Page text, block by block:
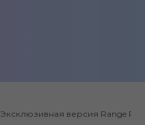
Эксклюзивная версия Range